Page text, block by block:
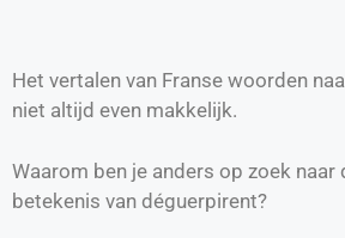
Het vertalen van Franse woorden
niet altijd even makkelijk.
Waarom ben je anders op zoek naar
betekenis van déguerpirent?